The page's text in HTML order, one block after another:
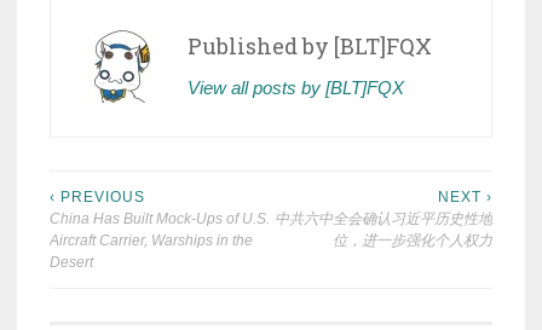
Published by [BLT]FQX
View all posts by [BLT]FQX
Post
navigation
‹ PREVIOUS
China Has Built Mock-Ups of U.S.
Aircraft Carrier, Warships in the
Desert
NEXT ›
中共六中全会确认习近平历史性地
位，进一步强化个人权力